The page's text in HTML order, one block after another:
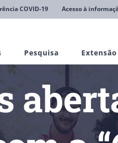
COVID-19 Acesso à
Pesquisa Extensão